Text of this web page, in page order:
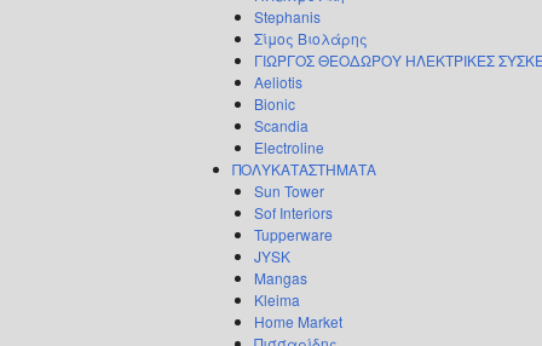
Stephanis
Σίμος Βιολάρης
ΓΙΩΡΓΟΣ ΘΕΟΔΩΡΟΥ ΗΛΕΚΤΡΙΚΕΣ
Aeliotis
Bionic
Scandia
Electroline
ΠΟΛΥΚΑΤΑΣΤΗΜΑΤΑ
Sun Tower
Sof Interiors
Tupperware
JYSK
Mangas
Kleima
Home Market